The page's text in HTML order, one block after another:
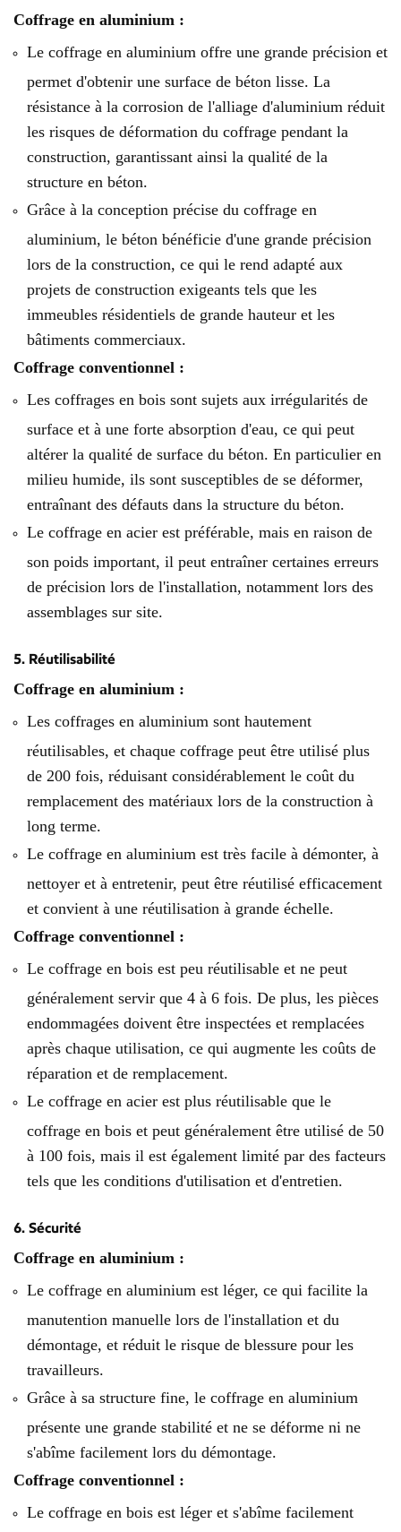
Coffrage en aluminium :
Le coffrage en aluminium offre une grande précision et
permet d'obtenir une surface de béton lisse. La
résistance à la corrosion de l'alliage d'aluminium réduit
les risques de déformation du coffrage pendant la
construction, garantissant ainsi la qualité de la
structure en béton.
Grâce à la conception précise du coffrage en
aluminium, le béton bénéficie d'une grande précision
lors de la construction, ce qui le rend adapté aux
projets de construction exigeants tels que les
immeubles résidentiels de grande hauteur et les
bâtiments commerciaux.
Coffrage conventionnel :
Les coffrages en bois sont sujets aux irrégularités de
surface et à une forte absorption d'eau, ce qui peut
altérer la qualité de surface du béton. En particulier en
milieu humide, ils sont susceptibles de se déformer,
entraînant des défauts dans la structure du béton.
Le coffrage en acier est préférable, mais en raison de
son poids important, il peut entraîner certaines erreurs
de précision lors de l'installation, notamment lors des
assemblages sur site.
5. Réutilisabilité
Coffrage en aluminium :
Les coffrages en aluminium sont hautement
réutilisables, et chaque coffrage peut être utilisé plus
de 200 fois, réduisant considérablement le coût du
remplacement des matériaux lors de la construction à
long terme.
Le coffrage en aluminium est très facile à démonter, à
nettoyer et à entretenir, peut être réutilisé efficacement
et convient à une réutilisation à grande échelle.
Coffrage conventionnel :
Le coffrage en bois est peu réutilisable et ne peut
généralement servir que 4 à 6 fois. De plus, les pièces
endommagées doivent être inspectées et remplacées
après chaque utilisation, ce qui augmente les coûts de
réparation et de remplacement.
Le coffrage en acier est plus réutilisable que le
coffrage en bois et peut généralement être utilisé de 50
à 100 fois, mais il est également limité par des facteurs
tels que les conditions d'utilisation et d'entretien.
6. Sécurité
Coffrage en aluminium :
Le coffrage en aluminium est léger, ce qui facilite la
manutention manuelle lors de l'installation et du
démontage, et réduit le risque de blessure pour les
travailleurs.
Grâce à sa structure fine, le coffrage en aluminium
présente une grande stabilité et ne se déforme ni ne
s'abîme facilement lors du démontage.
Coffrage conventionnel :
Le coffrage en bois est léger et s'abîme facilement